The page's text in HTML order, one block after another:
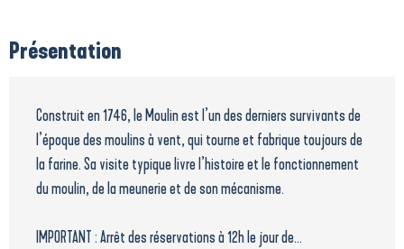
Présentation
Construit en 1746, le Moulin est l’un des derniers survivants de
l’époque des moulins à vent, qui tourne et fabrique toujours de
la farine. Sa visite typique livre l’histoire et le fonctionnement
du moulin, de la meunerie et de son mécanisme.
IMPORTANT : Arrêt des réservations à 12h le jour de...